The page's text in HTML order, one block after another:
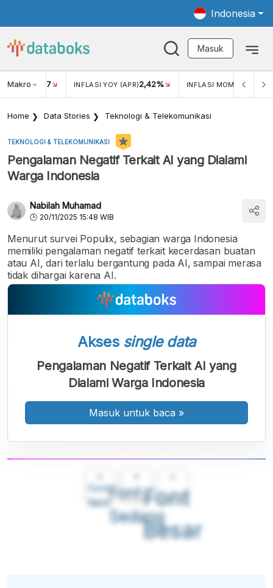
Indonesia
Masuk
Makro
USD/IDR 17 INFLASI YOY (APR)2,42% INFLASI MOM (APR)
Home Data Stories Teknologi & Telekomunikasi
TEKNOLOGI & TELEKOMUNIKASI
Pengalaman Negatif Terkait AI yang Dialami
Warga Indonesia
Nabilah Muhamad
20/11/2025 15:48 WIB
Menurut survei Populix, sebagian warga Indonesia
memiliki pengalaman negatif terkait kecerdasan buatan
atau AI, dari terlalu bergantung pada AI, sampai merasa
tidak dihargai karena AI.
Font
Kecil
Font
Sedang
Font
Besar
Akses single data
Pengalaman Negatif Terkait AI yang
Dialami Warga Indonesia
Masuk untuk baca »